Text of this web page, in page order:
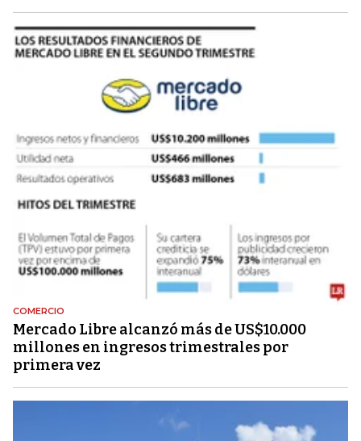
COMERCIO
Mercado Libre alcanzó más de US$10.000
millones en ingresos trimestrales por
primera vez